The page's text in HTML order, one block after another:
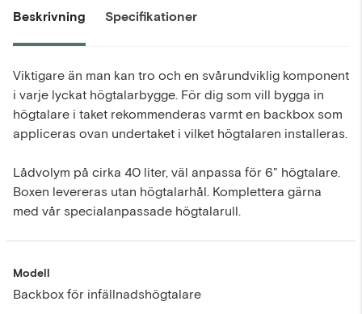
Beskrivning Specifikationer
Viktigare än man kan tro och en svårundviklig komponent
i varje lyckat högtalarbygge. För dig som vill bygga in
högtalare i taket rekommenderas varmt en backbox som
appliceras ovan undertaket i vilket högtalaren installeras.
Lådvolym på cirka 40 liter, väl anpassa för 6" högtalare.
Boxen levereras utan högtalarhål. Komplettera gärna
med vår specialanpassade högtalarull.
Modell
Backbox för infällnadshögtalare